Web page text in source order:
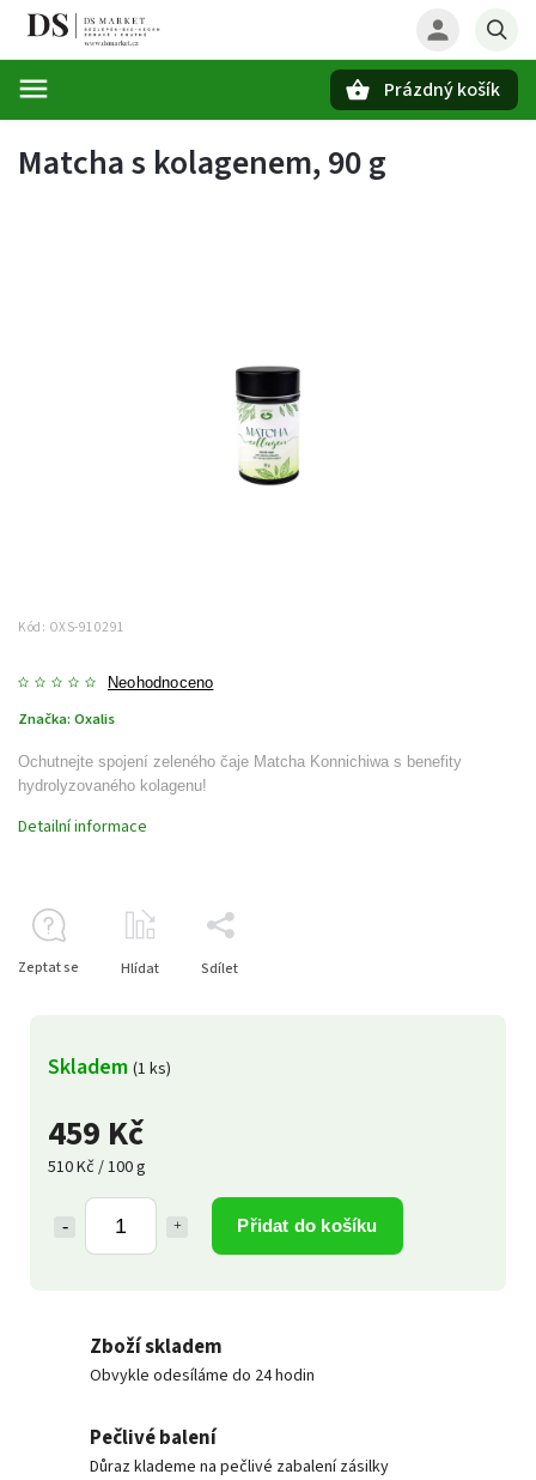
Prázdný košík
Matcha s kolagenem, 90 g
Kód: OXS-910291
Neohodnoceno
Značka: Oxalis
459 Kč
510 Kč / 100 g
Přidat do košíku
Skladem (1 ks)
Ochutnejte spojení zeleného čaje Matcha Konnichiwa s benefity
hydrolyzovaného kolagenu!
Detailní informace
Zeptat se Hlídat Sdílet
Zboží skladem
Obvykle odesíláme do 24 hodin
Pečlivé balení
Důraz klademe na pečlivé zabalení zásilky